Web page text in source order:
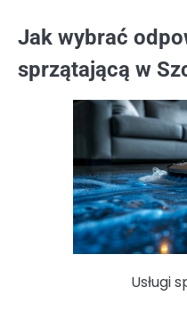
Jak wybrać
sprzątającą w
Usługi